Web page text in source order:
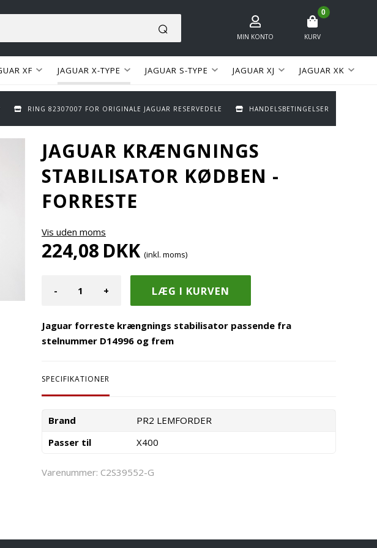
MIN KONTO
0
KURV
XF JAGUAR X-TYPE JAGUAR S-TYPE JAGUAR XJ JAGUAR XK
RING 82307007 FOR ORIGINALE JAGUAR RESERVEDELE HANDELSBETINGELSER
JAGUAR KRÆNGNINGS
STABILISATOR KØDBEN -
FORRESTE
Vis uden moms
224,08 DKK (inkl. moms)
- +
Jaguar forreste krængnings stabilisator passende fra
stelnummer D14996 og frem
SPECIFIKATIONER
Brand
PR2 LEMFORDER
Passer til
X400
Varenummer: C2S39552-G